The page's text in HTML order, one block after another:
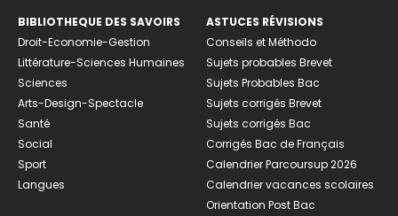
BIBLIOTHEQUE DES SAVOIRS
Droit-Economie-Gestion
Littérature-Sciences Humaines
Sciences
Arts-Design-Spectacle
Santé
Social
Sport
Langues
ASTUCES RÉVISIONS
Conseils et Méthodo
Sujets probables Brevet
Sujets Probables Bac
Sujets corrigés Brevet
Sujets corrigés Bac
Corrigés Bac de Français
Calendrier Parcoursup 2026
Calendrier vacances scolaires
Orientation Post Bac